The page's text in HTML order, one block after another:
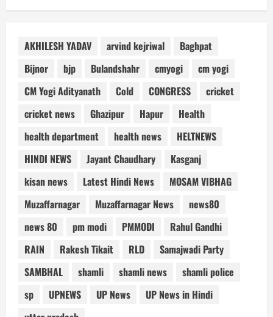
AKHILESH YADAV arvind kejriwal
Baghpat
Bijnor
bjp Bulandshahr cmyogi
cm yogi
CM Yogi Adityanath
Cold CONGRESS
cricket
cricket news
Ghazipur Hapur
Health
health department
health news
HELTNEWS
HINDI NEWS
Jayant Chaudhary
Kasganj
kisan news
Latest Hindi News
MOSAM VIBHAG
Muzaffarnagar
Muzaffarnagar News
news80
news 80
pm modi PMMODI
Rahul Gandhi
RAIN
Rakesh Tikait RLD
Samajwadi Party
SAMBHAL
shamli shamli news
shamli police
sp
UPNEWS UP News
UP News in Hindi